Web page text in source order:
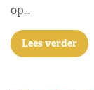
op…
Lees verder